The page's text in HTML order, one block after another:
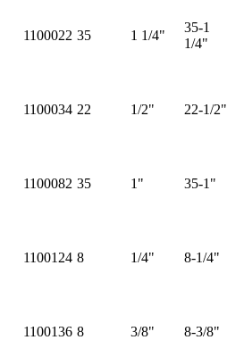
1100022 35 1 1/4"
35-1
1/4"
1100034 22 1/2" 22-1/2"
1100082 35 1" 35-1"
1100124 8 1/4" 8-1/4"
1100136 8 3/8" 8-3/8"